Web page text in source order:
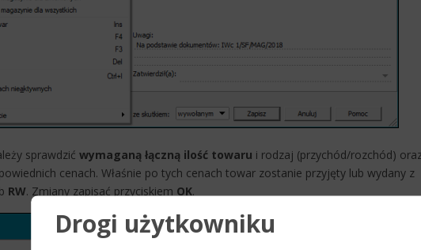
sprawdzić wymaganą łączną ilość towaru i rodzaj (przychód/rozchód)
cenach. Właśnie po tych cenach towar zostanie przyjęty lub wydany z
RW. Zmiany zapisać przyciskiem OK.
Drogi użytkowniku